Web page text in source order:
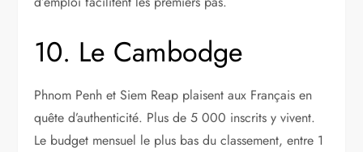
10. Le Cambodge
Phnom Penh et Siem Reap plaisent aux Français en
quête d’authenticité. Plus de 5 000 inscrits y vivent.
Le budget mensuel le plus bas du classement, entre 1